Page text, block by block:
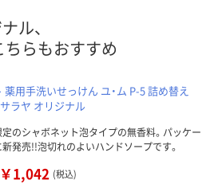
ル、
らもおすすめ
薬用手洗いせっけん ユ・ム P-5 詰め替え
ラヤ オリジナル
のシャボネット泡タイプの無香料。パッケー
発売!!泡切れのよいハンドソープです。
￥1,042 (税込)